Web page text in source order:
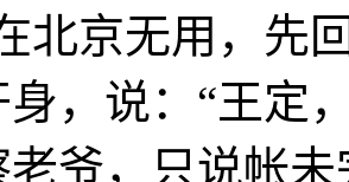
北京无用，先
，说：“王定
爷，只说帐